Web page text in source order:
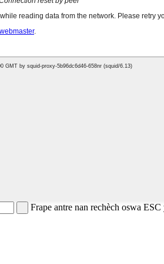
Frape antre nan rechèch oswa ESC